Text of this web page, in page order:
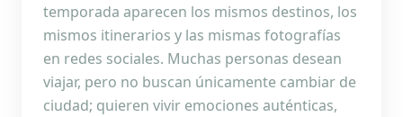
temporada aparecen los mismos destinos, los
mismos itinerarios y las mismas fotografías
en redes sociales. Muchas personas desean
viajar, pero no buscan únicamente cambiar de
ciudad; quieren vivir emociones auténticas,